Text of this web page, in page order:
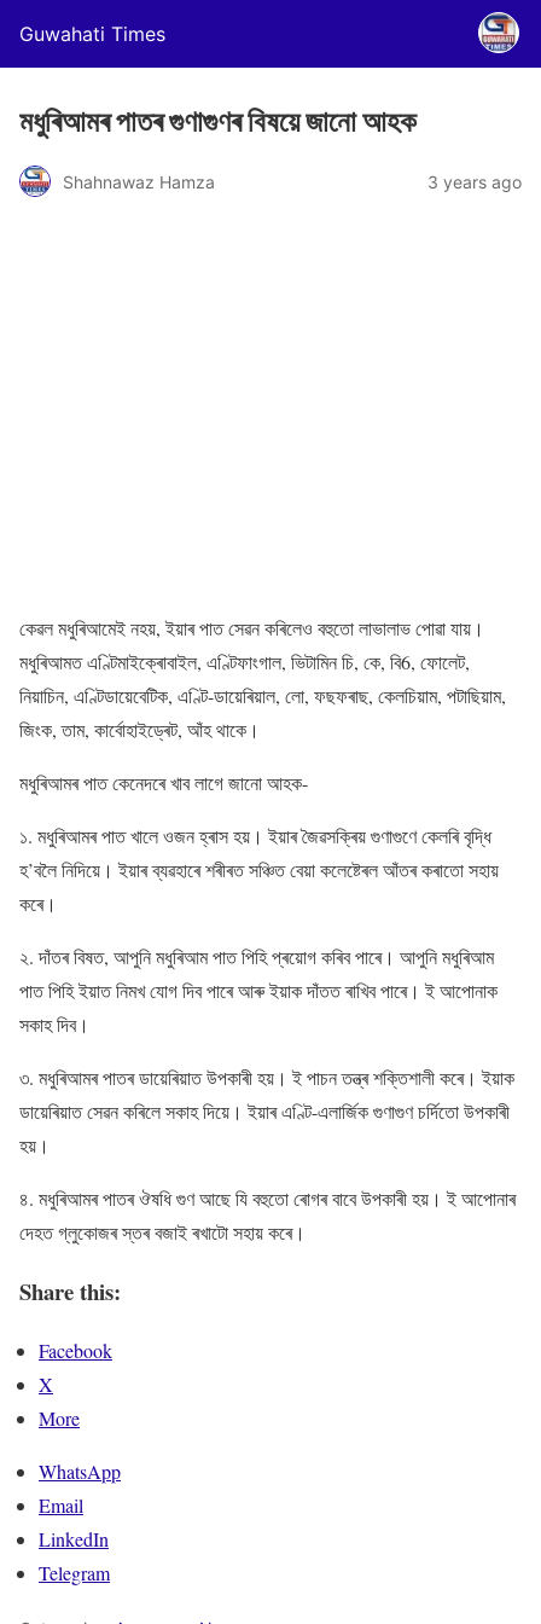
Guwahati Times
মধুৰিআমৰ পাতৰ গুণাগুণৰ বিষয়ে জানো আহক
Shahnawaz Hamza 3 years ago
কেৱল মধুৰিআমেই নহয়, ইয়াৰ পাত সেৱন কৰিলেও বহুতো লাভালাভ পোৱা যায়।
মধুৰিআমত এণ্টিমাইক্ৰোবাইল, এণ্টিফাংগাল, ভিটামিন চি, কে, বি6, ফোলেট,
নিয়াচিন, এণ্টিডায়েবেটিক, এণ্টি-ডায়েৰিয়াল, লো, ফছফৰাছ, কেলচিয়াম, পটাছিয়াম,
জিংক, তাম, কাৰ্বোহাইড্ৰেট, আঁহ থাকে।
মধুৰিআমৰ পাত কেনেদৰে খাব লাগে জানো আহক-
১. মধুৰিআমৰ পাত খালে ওজন হ্ৰাস হয়। ইয়াৰ জৈৱসক্ৰিয় গুণাগুণে কেলৰি বৃদ্ধি
হ’বলৈ নিদিয়ে। ইয়াৰ ব্যৱহাৰে শৰীৰত সঞ্চিত বেয়া কলেষ্টেৰল আঁতৰ কৰাতো সহায়
কৰে।
২. দাঁতৰ বিষত, আপুনি মধুৰিআম পাত পিহি প্ৰয়োগ কৰিব পাৰে। আপুনি মধুৰিআম
পাত পিহি ইয়াত নিমখ যোগ দিব পাৰে আৰু ইয়াক দাঁতত ৰাখিব পাৰে। ই আপোনাক
সকাহ দিব।
৩. মধুৰিআমৰ পাতৰ ডায়েৰিয়াত উপকাৰী হয়। ই পাচন তন্ত্ৰ শক্তিশালী কৰে। ইয়াক
ডায়েৰিয়াত সেৱন কৰিলে সকাহ দিয়ে। ইয়াৰ এণ্টি-এলাৰ্জিক গুণাগুণ চৰ্দিতো উপকাৰী
হয়।
৪. মধুৰিআমৰ পাতৰ ঔষধি গুণ আছে যি বহুতো ৰোগৰ বাবে উপকাৰী হয়। ই আপোনাৰ
দেহত গ্লুকোজৰ স্তৰ বজাই ৰখাটো সহায় কৰে।
Share this:
Facebook
X
More
WhatsApp
Email
LinkedIn
Telegram